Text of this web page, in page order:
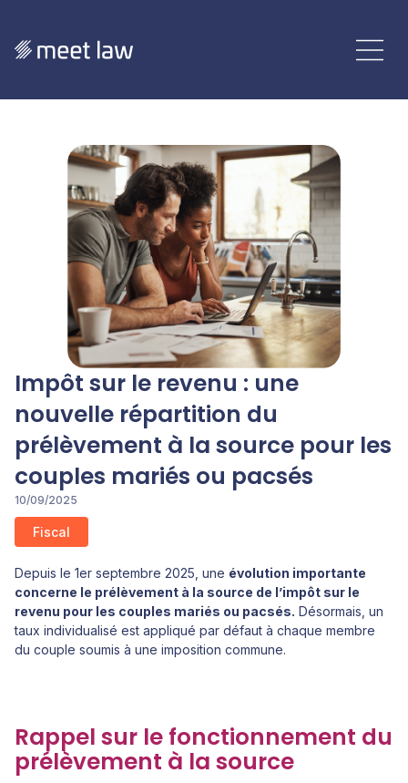
Impôt sur le revenu : une
nouvelle répartition du
prélèvement à la source pour les
couples mariés ou pacsés
10/09/2025
Fiscal
Depuis le 1er septembre 2025, une évolution importante
concerne le prélèvement à la source de l’impôt sur le
revenu pour les couples mariés ou pacsés. Désormais, un
taux individualisé est appliqué par défaut à chaque membre
du couple soumis à une imposition commune.
Rappel sur le fonctionnement du
prélèvement à la source